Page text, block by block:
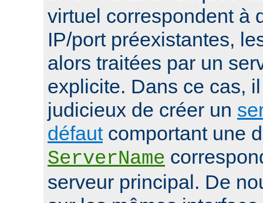
virtuel correspondent à
IP/port préexistantes,
alors traitées par un
explicite. Dans ce cas,
judicieux de créer un
défautcomportant une
ServerName
serveur principal. De